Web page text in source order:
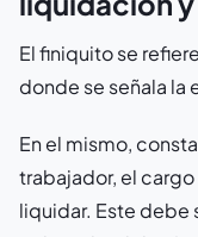
El finiquito se
donde se señala la
En el mismo,
trabajador, el
liquidar. Este debe